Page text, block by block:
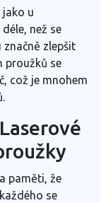
u
než se
značně zlepšit
proužků se
což je mnohem
paměti, že
se